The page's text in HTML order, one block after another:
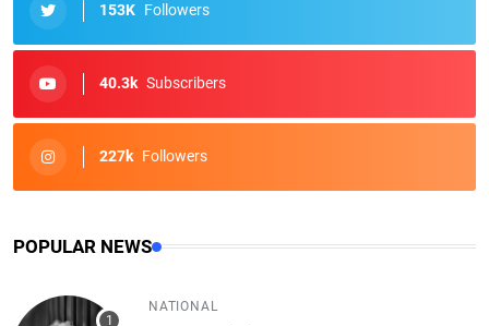
153K Followers
40.3k Subscribers
227k Followers
POPULAR NEWS
NATIONAL